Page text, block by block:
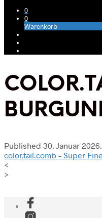
0
0
Warenkorb
Published 30. Januar 2026
color.tail.comb – Super
<
>